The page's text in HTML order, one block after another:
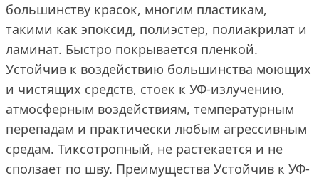
большинству красок, многим пластикам,
такими как эпоксид, полиэстер, полиакрилат и
ламинат. Быстро покрывается пленкой.
Устойчив к воздействию большинства моющих
и чистящих средств, стоек к УФ-излучению,
атмосферным воздействиям, температурным
перепадам и практически любым агрессивным
средам. Тиксотропный, не растекается и не
сползает по шву. Преимущества Устойчив к УФ-